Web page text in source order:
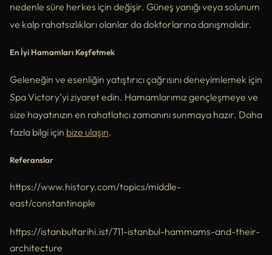
nedenle süre herkes için değişir. Güneş yanığı veya solunum
ve kalp rahatsızlıkları olanlar da doktorlarına danışmalıdır.
En İyi Hamamları Keşfetmek
Geleneğin ve esenliğin yatıştırıcı çağrısını deneyimlemek için
Spa Victory’yi ziyaret edin. Hamamlarımız gençleşmeye ve
size hayatınızın en rahatlatıcı zamanını sunmaya hazır. Daha
fazla bilgi için bize ulaşın.
Referanslar
https://www.history.com/topics/middle-
east/constantinople
https://istanbultarihi.ist/711-istanbul-hammams-and-their-
architecture